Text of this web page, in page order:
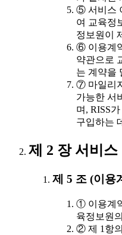
⑤ 서비스
여 교육정
정보원이
⑥ 이용계
약관으로
는 계약을
⑦ 마일리
가능한 서
며, RISS
구입하는
제 2 장 서비
제 5 조 (이용
① 이용계
육정보원
② 제 1항